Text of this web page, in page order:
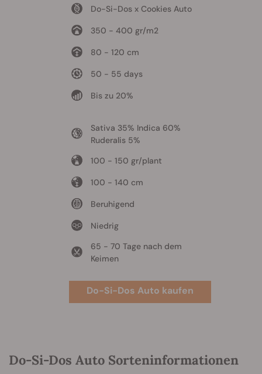
Do-Si-Dos x Cookies Auto
350 - 400 gr/m2
80 - 120 cm
50 - 55 days
Bis zu 20%
Sativa 35% Indica 60%
Ruderalis 5%
100 - 150 gr/plant
100 - 140 cm
Beruhigend
Niedrig
65 - 70 Tage nach dem
Keimen
Do-Si-Dos Auto kaufen
Do-Si-Dos Auto Sorteninformationen